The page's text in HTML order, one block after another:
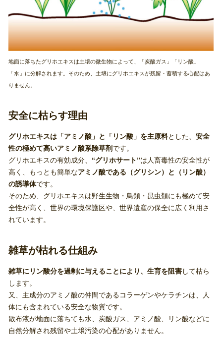
地面に落ちたグリホエキスは土壌の微生物によって、「炭酸ガス」「リン酸」
「水」に分解されます。そのため、土壌にグリホエキスが残留・蓄積する心配はあ
りません。
安全に枯らす理由
グリホエキスは「アミノ酸」と「リン酸」を主原料とした、安全
性の極めて高いアミノ酸系除草剤です。
グリホエキスの有効成分、 “グリホサート”は人畜毒性の安全性が
高く、もっとも簡単なアミノ酸である（グリシン）と（リン酸）
の誘導体です。
そのため、グリホエキスは野生生物・鳥類・昆虫類にも極めて安
全性が高く、世界の環境保護区や、世界遺産の保全に広く利用さ
れています。
雑草が枯れる仕組み
雑草にリン酸分を過剰に与えることにより、生育を阻害して枯ら
します。
又、主成分のアミノ酸の仲間であるコラーゲンやケラチンは、人
体にも含まれている安全な物質です。
散布液が地面に落ちても水、炭酸ガス、アミノ酸、リン酸などに
自然分解され残留や土壌汚染の心配がありません。